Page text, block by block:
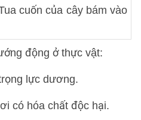
cuốn của cây bám vào
động ở thực vật:
lực dương.
có hóa chất độc hại.